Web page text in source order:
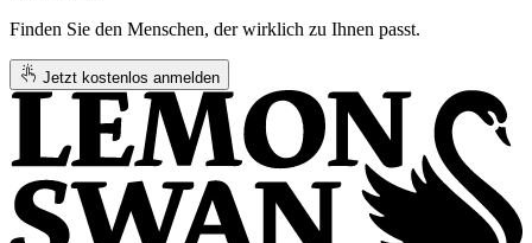
Finden Sie den Menschen, der wirklich zu Ihnen passt.
Jetzt kostenlos anmelden